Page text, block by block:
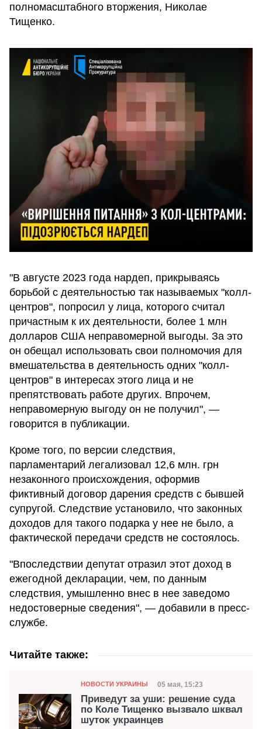
полномасштабного вторжения, Николае
Тищенко.
"В августе 2023 года нардеп, прикрываясь
борьбой с деятельностью так называемых "колл-
центров", попросил у лица, которого считал
причастным к их деятельности, более 1 млн
долларов США неправомерной выгоды. За это
он обещал использовать свои полномочия для
вмешательства в деятельность одних "колл-
центров" в интересах этого лица и не
препятствовать работе других. Впрочем,
неправомерную выгоду он не получил", —
говорится в публикации.
Кроме того, по версии следствия,
парламентарий легализовал 12,6 млн. грн
незаконного происхождения, оформив
фиктивный договор дарения средств с бывшей
супругой. Следствие установило, что законных
доходов для такого подарка у нее не было, а
фактической передачи средств не состоялось.
"Впоследствии депутат отразил этот доход в
ежегодной декларации, чем, по данным
следствия, умышленно внес в нее заведомо
недостоверные сведения", — добавили в пресс-
службе.
Читайте также:
Категория
НОВОСТИ УКРАИНЫ Дата публикации
05 мая, 15:23
Приведут за уши: решение суда
по Коле Тищенко вызвало шквал
шуток украинцев